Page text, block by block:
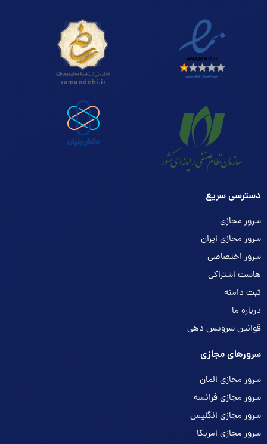
دسترسی سریع
سرور مجازی
سرور مجازی ایران
سرور اختصاصی
هاست اشتراکی
ثبت دامنه
درباره ما
قوانین سرویس دهی
سرورهای مجازی
سرور مجازی المان
سرور مجازی فرانسه
سرور مجازی انگلیس
سرور مجازی امریکا